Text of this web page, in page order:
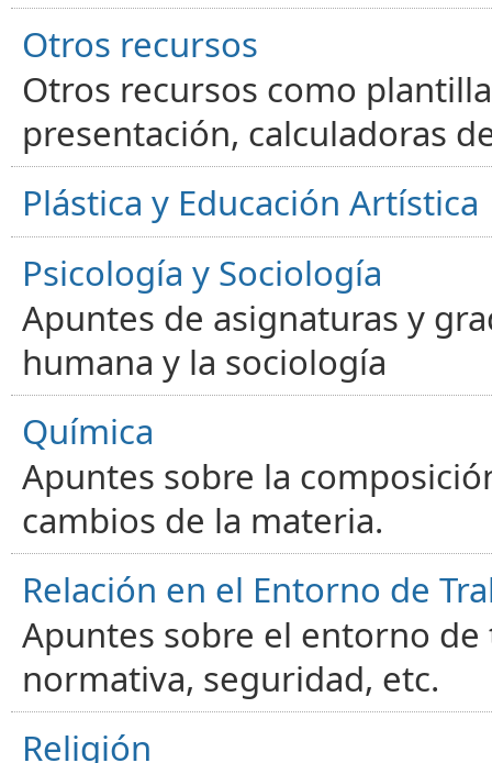
Otros recursos
Otros recursos como
presentación, calculadoras
Plástica y Educación Artística
Psicología y Sociología
Apuntes de asignaturas y
humana y la sociología
Química
Apuntes sobre la
cambios de la materia.
Relación en el Entorno de
Apuntes sobre el entorno
normativa, seguridad, etc.
Religión